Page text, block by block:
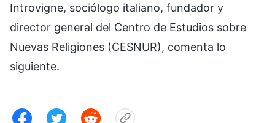
Introvigne, sociólogo italiano, fundador y
director general del Centro de Estudios sobre
Nuevas Religiones (CESNUR), comenta lo
siguiente.